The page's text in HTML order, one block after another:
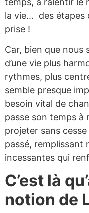
la vie… des étapes
prise !
Car, bien que nous
d’une vie plus
rythmes, plus
semble presque
besoin vital de
passe son temps à
projeter sans
passé, remplissant
incessantes qui
C’est là
notion de